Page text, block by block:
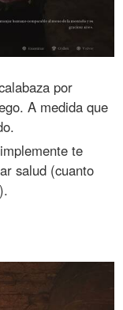
por
A medida que
te
salud (cuanto